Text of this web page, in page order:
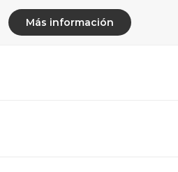
Más información